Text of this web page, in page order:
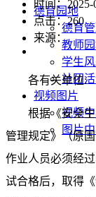
德育园地
德育
教师
学生
社团
视频图片
视频
图片
时间：2025-
点击：260
来源：
各有关单位:
根据《安全
管理规定》（原
作业人员必须经
试合格后，取得